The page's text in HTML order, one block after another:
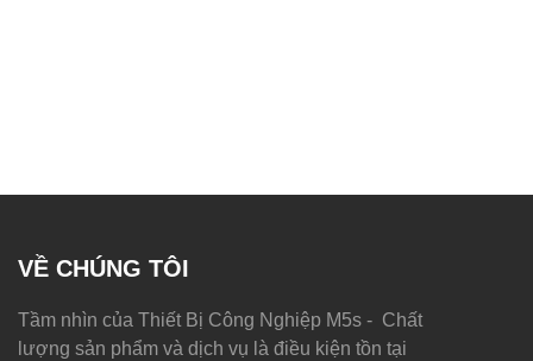
VỀ CHÚNG TÔI
Tầm nhìn của Thiết Bị Công Nghiệp M5s - Chất
lượng sản phẩm và dịch vụ là điều kiện tồn tại